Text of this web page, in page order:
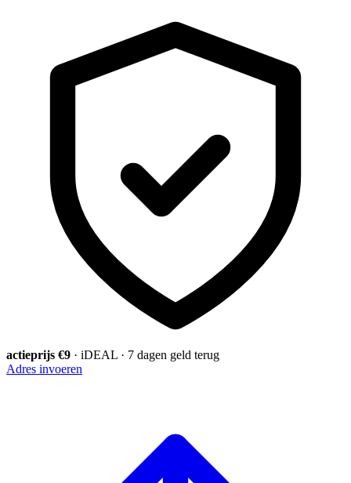
actieprijs €9 · iDEAL · 7 dagen geld terug
Adres invoeren